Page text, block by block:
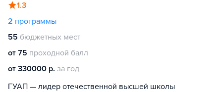
1.3
2 программы
55 бюджетных мест
от 75 проходной балл
от 330000 р. за год
ГУАП — лидер отечественной высшей школы